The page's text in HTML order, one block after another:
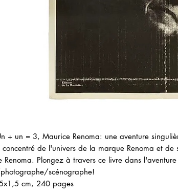
+ un = 3, Maurice Renoma: une aventure
concentré de l'univers de la marque Renoma et de
Renoma. Plongez à travers ce livre dans
scénographe!
cm, 240 pages